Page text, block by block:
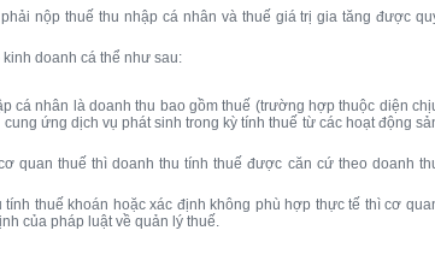
nộp thuế thu nhập cá nhân và thuế giá trị gia tăng được
doanh cá thể như sau:
cá nhân là doanh thu bao gồm thuế (trường hợp thuộc diện
ứng dịch vụ phát sinh trong kỳ tính thuế từ các hoạt động
quan thuế thì doanh thu tính thuế được căn cứ theo doanh
thuế khoán hoặc xác định không phù hợp thực tế thì cơ
của pháp luật về quản lý thuế.